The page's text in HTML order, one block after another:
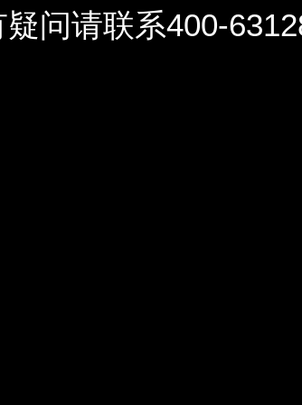
问请联系400-